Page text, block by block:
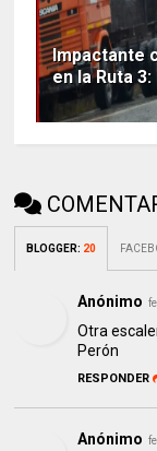
Impactante
en la Ruta
BLOGGER: 20
Anónimo
Otra
Perón
RESPONDER
Anónimo